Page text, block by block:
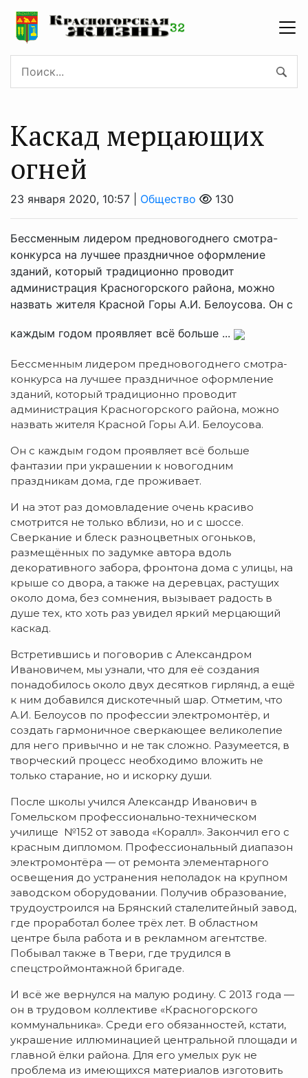
Каскад мерцающих
огней
23 января 2020, 10:57 | Общество 130
Бессменным лидером предновогоднего смотра-
конкурса на лучшее праздничное оформление
зданий, который традиционно проводит
администрация Красногорского района, можно
назвать жителя Красной Горы А.И. Белоусова. Он с
каждым годом проявляет всё больше ...
Бессменным лидером предновогоднего смотра-
конкурса на лучшее праздничное оформление
зданий, который традиционно проводит
администрация Красногорского района, можно
назвать жителя Красной Горы А.И. Белоусова.
Он с каждым годом проявляет всё больше
фантазии при украшении к новогодним
праздникам дома, где проживает.
И на этот раз домовладение очень красиво
смотрится не только вблизи, но и с шоссе.
Сверкание и блеск разноцветных огоньков,
размещённых по задумке автора вдоль
декоративного забора, фронтона дома с улицы, на
крыше со двора, а также на деревцах, растущих
около дома, без сомнения, вызывает радость в
душе тех, кто хоть раз увидел яркий мерцающий
каскад.
Встретившись и поговорив с Александром
Ивановичем, мы узнали, что для её создания
понадобилось около двух десятков гирлянд, а ещё
к ним добавился дискотечный шар. Отметим, что
А.И. Белоусов по профессии электромонтёр, и
создать гармоничное сверкающее великолепие
для него привычно и не так сложно. Разумеется, в
творческий процесс необходимо вложить не
только старание, но и искорку души.
После школы учился Александр Иванович в
Гомельском профессионально-техническом
училище №152 от завода «Коралл». Закончил его с
красным дипломом. Профессиональный диапазон
электромонтёра — от ремонта элементарного
освещения до устранения неполадок на крупном
заводском оборудовании. Получив образование,
трудоустроился на Брянский сталелитейный завод,
где проработал более трёх лет. В областном
центре была работа и в рекламном агентстве.
Побывал также в Твери, где трудился в
спецстроймонтажной бригаде.
И всё же вернулся на малую родину. С 2013 года —
он в трудовом коллективе «Красногорского
коммунальника». Среди его обязанностей, кстати,
украшение иллюминацией центральной площади и
главной ёлки района. Для его умелых рук не
проблема из имеющихся материалов изготовить